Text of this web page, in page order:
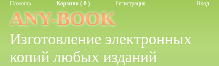
Помощь Корзина ( 0 ) Регистрация Вход
ANY-BOOK
Изготовление электронных
копий любых изданий